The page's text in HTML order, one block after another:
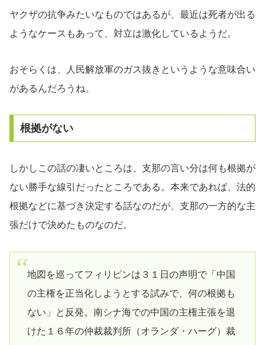
ヤクザの抗争みたいなものではあるが、最近は死者が出る
ようなケースもあって、対立は激化しているようだ。
おそらくは、人民解放軍のガス抜きというような意味合い
があるんだろうね。
根拠がない
しかしこの話の凄いところは、支那の言い分は何も根拠が
ない勝手な線引だったところである。本来であれば、法的
根拠などに基づき決定する話なのだが、支那の一方的な主
張だけで決めたものなのだ。
地図を巡ってフィリピンは３１日の声明で「中国
の主権を正当化しようとする試みで、何の根拠も
ない」と反発。南シナ海での中国の主権主張を退
けた１６年の仲裁裁判所（オランダ・ハーグ）裁